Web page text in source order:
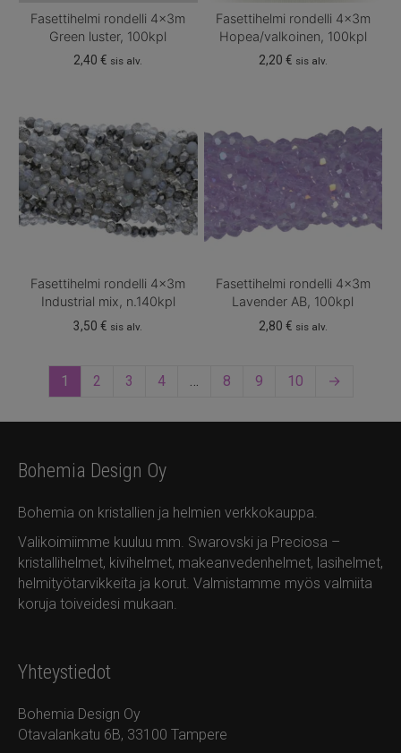
Fasettihelmi rondelli 4x3m
Green luster, 100kpl
2,40€ sis alv.
Fasettihelmi rondelli 4x3m
Hopea/valkoinen, 100kpl
2,20 € sis alv.
Fasettihelmi rondelli 4x3m
Industrial mix, n.140kpl
3,50€ sis alv.
Fasettihelmi rondelli 4x3m
Lavender AB, 100kpl
2,80 € sis alv.
1 2 3 4 8 9 10 →
Bohemia Design Oy
Bohemia on kristallien ja helmien verkkokauppa.
Valikoimiimme kuuluu mm. Swarovski ja Preciosa –
kristallihelmet, kivihelmet, makeanvedenhelmet, lasihelmet,
helmityötarvikkeita ja korut. Valmistamme myös valmiita
koruja toiveidesi mukaan.
Yhteystiedot
Bohemia Design Oy
Otavalankatu 6B, 33100 Tampere